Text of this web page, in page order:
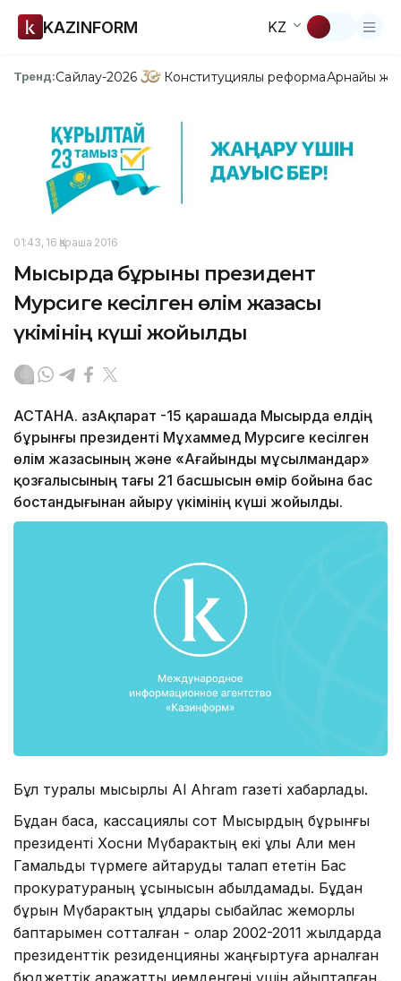
KAZINFORM KZ
Тренд:Сайлау-2026 Конституциялық реформаАрнайы
01:43, 16 Қараша 2016
Мысырда бұрынғы президент
Мурсиге кесілген өлім жазасы
үкімінің күші жойылды
АСТАНА. ҚазАқпарат -15 қарашада Мысырда елдің
бұрынғы президенті Мұхаммед Мурсиге кесілген
өлім жазасының және «Ағайынды мұсылмандар»
қозғалысының тағы 21 басшысын өмір бойына бас
бостандығынан айыру үкімінің күші жойылды.
Бұл туралы мысырлық Al Ahram газеті хабарлады.
Бұдан басқа, кассациялық сот Мысырдың бұрынғы
президенті Хосни Мүбарактың екі ұлы Али мен
Гамальды түрмеге қайтаруды талап ететін Бас
прокуратураның ұсынысын қабылдамады. Бұдан
бұрын Мүбарактың ұлдары сыбайлас жемқорлық
баптарымен сотталған - олар 2002-2011 жылдарда
президенттік резиденцияны жаңғыртуға арналған
бюджеттік қаражатты иемденгені үшін айыпталған,